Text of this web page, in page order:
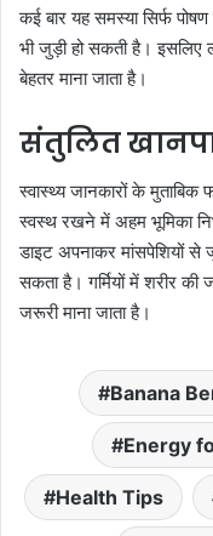
कई बार यह समस्या सिर्फ
भी जुड़ी हो सकती है। इसलिए
बेहतर माना जाता है।
संतुलित
स्वास्थ्य जानकारों के
स्वस्थ रखने में अहम भूमिका
डाइट अपनाकर मांसपेशियों
सकता है। गर्मियों में शरीर
जरूरी माना जाता है।
Banana
Energy
Health Tips